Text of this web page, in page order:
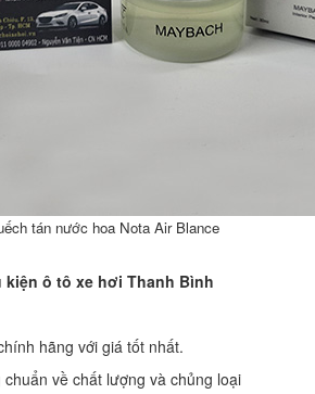
tán nước hoa Nota Air Blance
kiện ô tô xe hơi Thanh Bình
hãng với giá tốt nhất.
về chất lượng và chủng loại